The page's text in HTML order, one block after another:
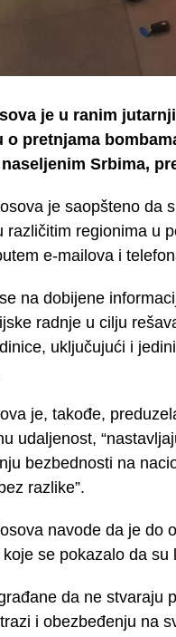
je u ranim
o pretnjama
Srbima,
je saopšteno da
različitim regionima u
e-mailova i
na dobijene
radnje u cilju
uključujući i
je, takođe,
udaljenost,
bezbednosti na
razlike”.
navode da je do
se pokazalo da su
da ne stvaraju
i obezbeđenju na